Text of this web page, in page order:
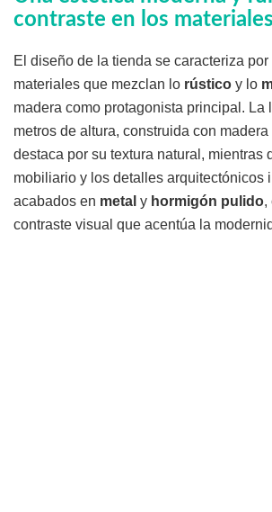
contraste en los materiales
El diseño de la tienda se caracteriza
materiales que mezclan lo rústico y lo
madera como protagonista principal. La
metros de altura, construida con
destaca por su textura natural, mientras
mobiliario y los detalles arquitectónicos
acabados en metal y hormigón pulido,
contraste visual que acentúa la